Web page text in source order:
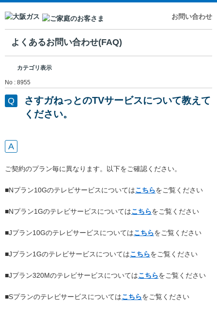
お問い合わせ
よくあるお問い合わせ(FAQ)
カテゴリ表示
No : 8955
さすガねっとのTVサービスについて教えて
ください。
ご契約のプラン毎に異なります。以下をご確認ください。
■Nプラン10Gのテレビサービスについてはこちらをご覧ください
■Nプラン1Gのテレビサービスについてはこちらをご覧ください
■Jプラン10Gのテレビサービスについてはこちらをご覧ください
■Jプラン1Gのテレビサービスについてはこちらをご覧ください
■Jプラン320Mのテレビサービスについてはこちらをご覧ください
■Sプランのテレビサービスについてはこちらをご覧ください